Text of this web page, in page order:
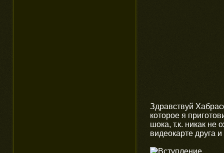
Здравствуй
которое я
шока, т.к. никак не
видеокарте друга